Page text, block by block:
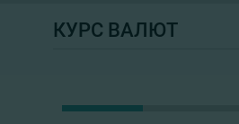
КУРС ВАЛЮТ